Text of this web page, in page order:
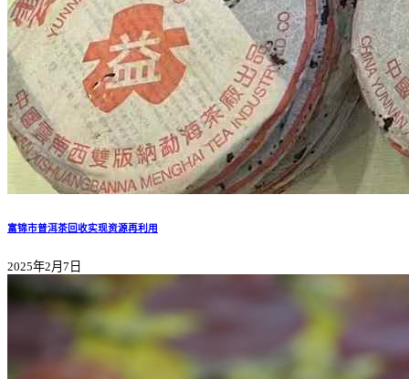
富锦市普洱茶回收实现资源再利用
2025年2月7日